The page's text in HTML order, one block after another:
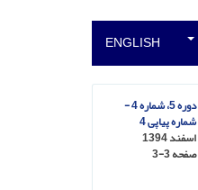
ENGLISH
دوره 5، شماره 4 -
شماره پیاپی 4
اسفند 1394
صفحه3-3